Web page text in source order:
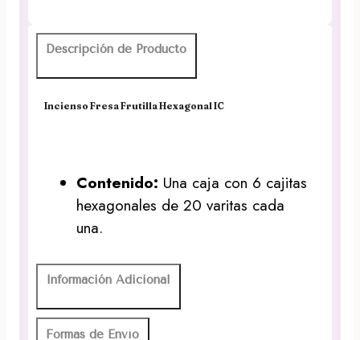
Descripción de Producto
Incienso Fresa Frutilla Hexagonal IC
Contenido: Una caja con 6 cajitas
hexagonales de 20 varitas cada
una.
Información Adicional
Formas de Envío